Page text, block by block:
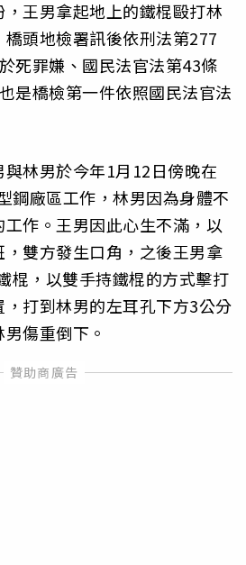
王男拿起地上的鐵棍毆打林
頭地檢署訊後依刑法第277
死罪嫌、國民法官法第43條
是橋檢第一件依照國民法官法
林男於今年1月12日傍晚在
鋼廠區工作，林男因為身體不
作。王男因此心生不滿，以
雙方發生口角，之後王男拿
棍，以雙手持鐵棍的方式擊打
打到林男的左耳孔下方3公分
傷重倒下。